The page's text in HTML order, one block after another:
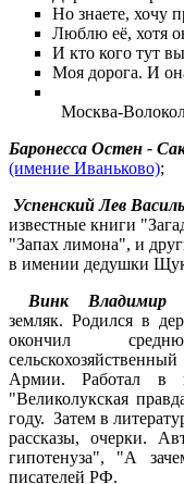
Но знаете, хочу
Люблю её, хотя
И кто кого тут
Моя дорога. И
Москва-
Баронесса Остен -
(имение Иваньково);
Успенский Лев
известные книги
"Запах лимона", и
в имении дедушки
Винк Владимир
земляк. Родился в
окончил
Армии. Работал в
"Великолукская
году. Затем в
рассказы, очерки.
гипотенуза", "А
писателей РФ.